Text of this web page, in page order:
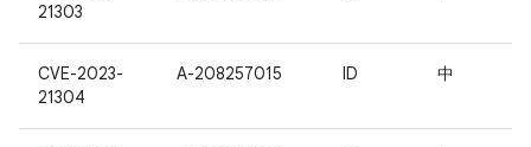
21303
CVE-2023-
21304
A-208257015 ID 中